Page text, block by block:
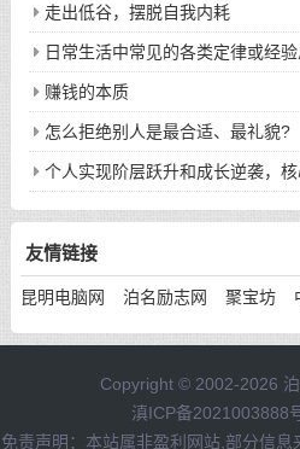
走出低谷，摆脱自我内耗
日常生活中常见的各类定律或经
赚钱的本质
怎么拒绝别人是最合适、最礼貌?
个人实现阶层跃升和成长逆袭，
下八件事
友情链接
昆明电脑网 泊名励志网 聚宝坊
Copyright © 2002-2026
滇ICP备2021003888
免责声明：本站属非盈利网站,部分信